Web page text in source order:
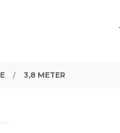
3,8 METER